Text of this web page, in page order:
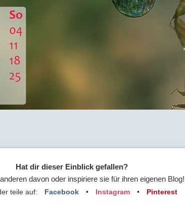
Hat dir dieser Einblick gefallen?
davon oder inspiriere sie für ihren eigenen Blog!
teile auf: Facebook • Instagram • Pinterest